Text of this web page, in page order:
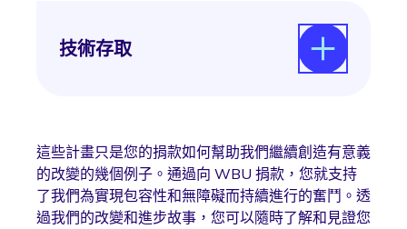
個人都能在城市中暢通無阻、更適宜居住。
技術存取
這包括努力確保技術產品的設計從一開始就
具有包容性，並促進政策，以支持在全球範
圍內以具有成本效益的方式獲得這些技術。
這些計畫只是您的捐款如何幫助我們繼續創造有意義
的改變的幾個例子。通過向 WBU 捐款，您就支持
了我們為實現包容性和無障礙而持續進行的奮鬥。透
過我們的改變和進步故事，您可以隨時了解和見證您